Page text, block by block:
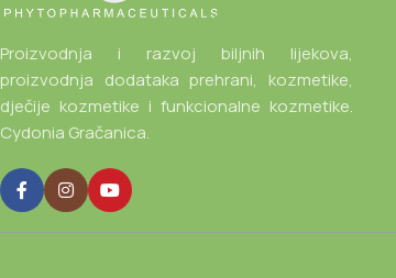
Proizvodnja i razvoj biljnih lijekova,
proizvodnja dodataka prehrani, kozmetike,
dječije kozmetike i funkcionalne kozmetike.
Cydonia Gračanica.